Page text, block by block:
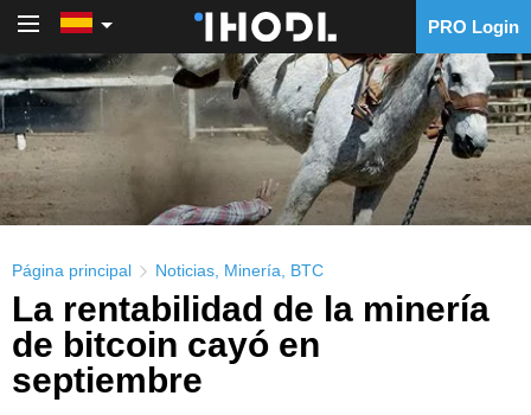
PRO Login
Página principal Noticias Minería BTC
La rentabilidad de la minería
de bitcoin cayó en
septiembre